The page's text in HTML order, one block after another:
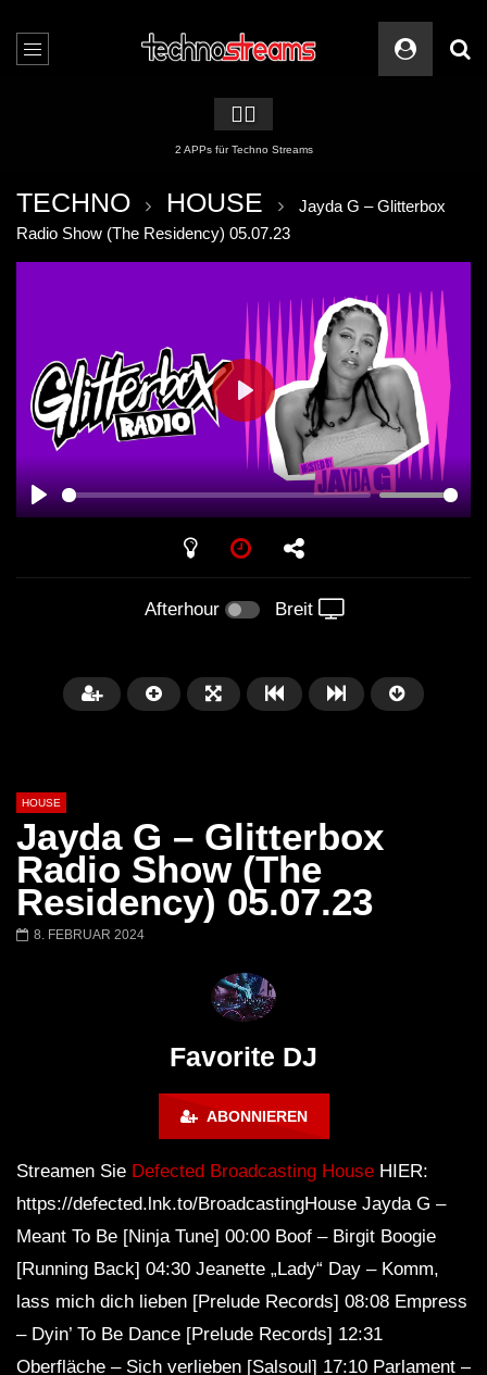
🏳️‍🌈
2 APPs für Techno Streams
TECHNO HOUSE
Jayda G – Glitterbox
Radio Show (The Residency) 05.07.23
PLAY
PLAY
Afterhour Breit
Später
00:20:23
Maravilla @ Tecate Pal Norte
2023 Monterrey NL 3 31 23
HOUSE
Jayda G – Glitterbox
Radio Show (The
Residency) 05.07.23
8. FEBRUAR 2024
Favorite DJ
ABONNIEREN
Streamen Sie Defected Broadcasting House HIER:
https://defected.lnk.to/BroadcastingHouse Jayda G –
Meant To Be [Ninja Tune] 00:00 Boof – Birgit Boogie
[Running Back] 04:30 Jeanette „Lady“ Day – Komm,
lass mich dich lieben [Prelude Records] 08:08 Empress
– Dyin’ To Be Dance [Prelude Records] 12:31
Oberfläche – Sich verlieben [Salsoul] 17:10 Parlament –